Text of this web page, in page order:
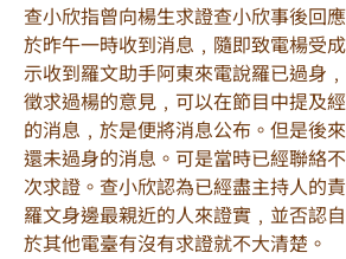
查小欣指曾向楊生求證查小欣事後回
於昨午一時收到消息﹐隨即致電楊受
示收到羅文助手阿東來電說羅已過身
徵求過楊的意見﹐可以在節目中提及
的消息﹐於是便將消息公布。但是後
還未過身的消息。可是當時已經聯絡
次求證。查小欣認為已經盡主持人的
羅文身邊最親近的人來證實﹐並否認
於其他電臺有沒有求證就不大清楚。